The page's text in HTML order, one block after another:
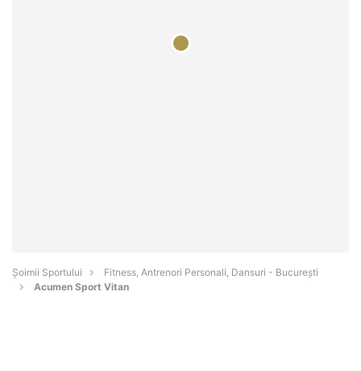
Șoimii Sportului
Fitness, Antrenori Personali, Dansuri - Bucureşti
Acumen Sport Vitan